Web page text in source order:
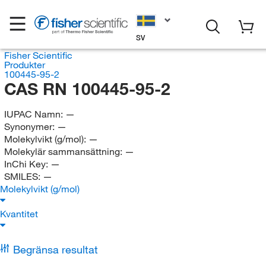
SV
Fisher Scientific
Produkter
100445-95-2
CAS RN 100445-95-2
IUPAC Namn: —
Synonymer: —
Molekylvikt (g/mol): —
Molekylär sammansättning: —
InChi Key: —
SMILES: —
Molekylvikt (g/mol)
Kvantitet
Begränsa resultat